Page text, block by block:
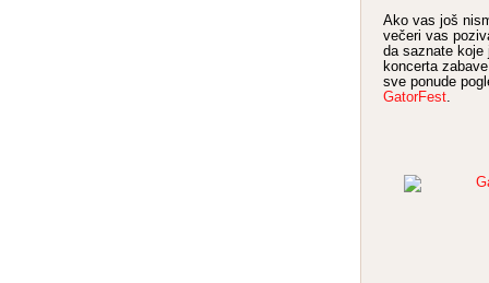
Ako vas još
večeri vas
da saznate koje
koncerta
sve ponude
GatorFest